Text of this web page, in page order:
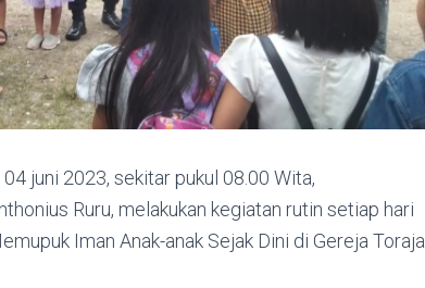
juni 2023, sekitar pukul 08.00 Wita,
Ruru, melakukan kegiatan rutin setiap hari
Iman Anak-anak Sejak Dini di Gereja Toraja